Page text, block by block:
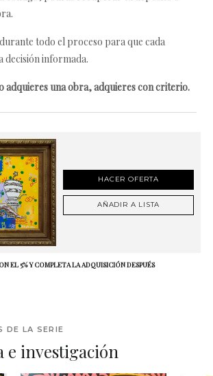
todo el proceso para que cada
decisión informada.
adquieres una obra, adquieres con criterio.
HACER OFERTA
AÑADIR A LISTA
EL 5% Y COMPLETA LA ADQUISICIÓN DESPUÉS
DE LA SERIE
e investigación